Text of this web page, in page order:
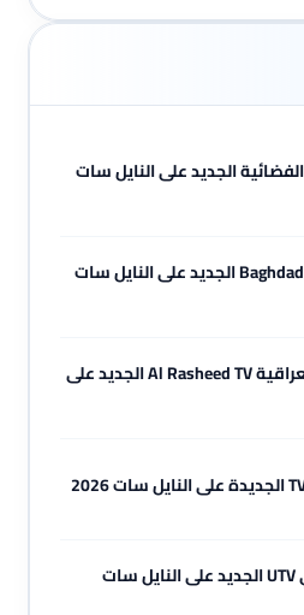
العراق الفضائية الجديد على النايل سات
تردد قناة بغداد Baghdad TV الجديد على النايل سات
تردد قناة الرشيد العراقية Al Rasheed TV الجديد على
تردد قناة يو تي في UTV الجديد على النايل سات